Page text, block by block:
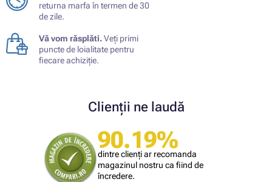
returna marfa în termen de 30
de zile.
Vă vom răsplăti.Veți primi
puncte de loialitate pentru
fiecare achiziție.
Clienții ne laudă
90.19%
dintre clienți ar recomanda
magazinul nostru ca fiind de
încredere.